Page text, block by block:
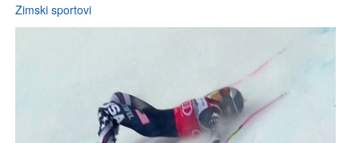
Zimski sportovi